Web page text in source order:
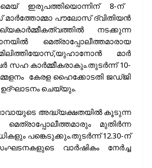
മെയ്‌ ഇരുപത്തിയൊന്നിന് 8-ന്
പൗലോസ്‌ ദ്വിതിയന്‍
നടക്കുന്ന
മെത്രാപ്പോലീത്തമാരായ
മാര്‍
സഹ കാര്‍മ്മീകരാകും.തുടര്‍ന്ന് 10-
കേരള ഹൈക്കോടതി ജഡ്ജി
ഉദ്ഘാടനം ചെയ്യും.
അദ്ധ്യക്ഷതയില്‍ കൂടുന്ന
മുതിര്‍ന്ന
പങ്കെടുക്കും.തുടര്‍ന്ന് 12.30-ന്
വാര്‍ഷികം നേര്‍ച്ച